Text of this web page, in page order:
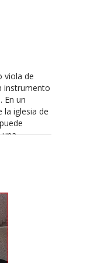
viola de
instrumento
En un
la iglesia de